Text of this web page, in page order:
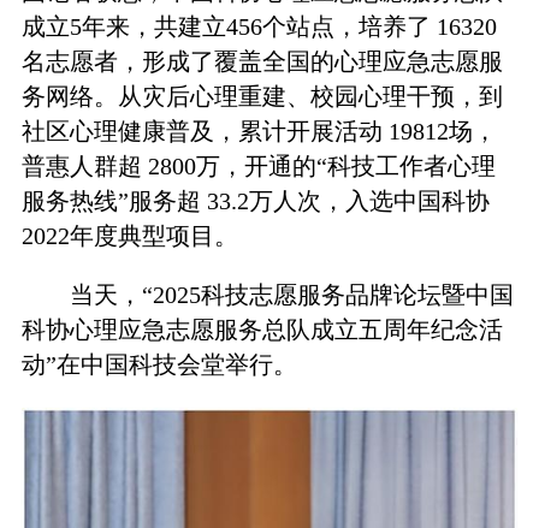
成立5年来，共建立456个站点，培养了 16320
名志愿者，形成了覆盖全国的心理应急志愿服
务网络。从灾后心理重建、校园心理干预，到
社区心理健康普及，累计开展活动 19812场，
普惠人群超 2800万，开通的“科技工作者心理
服务热线”服务超 33.2万人次，入选中国科协
2022年度典型项目。
当天，“2025科技志愿服务品牌论坛暨中国
科协心理应急志愿服务总队成立五周年纪念活
动”在中国科技会堂举行。